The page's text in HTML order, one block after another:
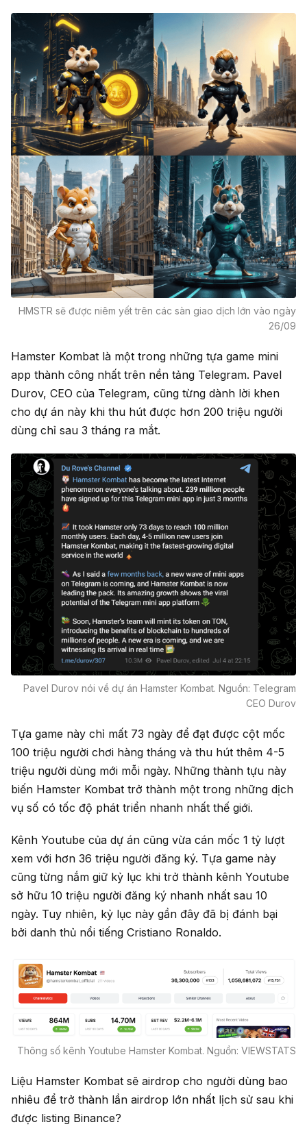
HMSTR sẽ được niêm yết trên các sàn giao dịch lớn vào ngày
26/09
Hamster Kombat là một trong những tựa game mini
app thành công nhất trên nền tảng Telegram. Pavel
Durov, CEO của Telegram, cũng từng dành lời khen
cho dự án này khi thu hút được hơn 200 triệu người
dùng chỉ sau 3 tháng ra mắt.
Pavel Durov nói về dự án Hamster Kombat. Nguồn: Telegram
CEO Durov
Tựa game này chỉ mất 73 ngày để đạt được cột mốc
100 triệu người chơi hàng tháng và thu hút thêm 4-5
triệu người dùng mới mỗi ngày. Những thành tựu này
biến Hamster Kombat trở thành một trong những dịch
vụ số có tốc độ phát triển nhanh nhất thế giới.
Kênh Youtube của dự án cũng vừa cán mốc 1 tỷ lượt
xem với hơn 36 triệu người đăng ký. Tựa game này
cũng từng nắm giữ kỷ lục khi trở thành kênh Youtube
sở hữu 10 triệu người đăng ký nhanh nhất sau 10
ngày. Tuy nhiên, kỷ lục này gần đây đã bị đánh bại
bởi danh thủ nổi tiếng Cristiano Ronaldo.
Thông số kênh Youtube Hamster Kombat. Nguồn: VIEWSTATS
Liệu Hamster Kombat sẽ airdrop cho người dùng bao
nhiêu để trở thành lần airdrop lớn nhất lịch sử sau khi
được listing Binance?